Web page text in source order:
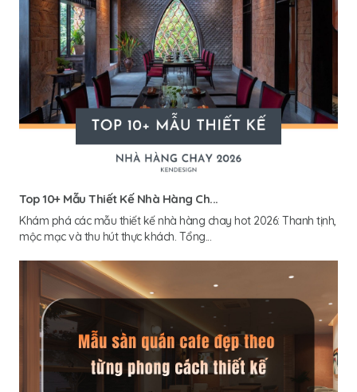
Top 10+ Mẫu Thiết Kế Nhà Hàng Ch...
Khám phá các mẫu thiết kế nhà hàng chay hot 2026: Thanh tịnh,
mộc mạc và thu hút thực khách. Tổng...